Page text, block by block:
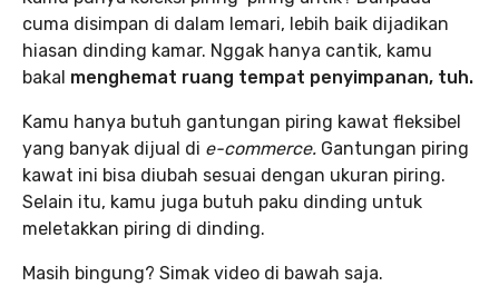
cuma disimpan di dalam lemari, lebih baik dijadikan
hiasan dinding kamar. Nggak hanya cantik, kamu
bakal menghemat ruang tempat penyimpanan, tuh.
Kamu hanya butuh gantungan piring kawat fleksibel
yang banyak dijual di e-commerce. Gantungan piring
kawat ini bisa diubah sesuai dengan ukuran piring.
Selain itu, kamu juga butuh paku dinding untuk
meletakkan piring di dinding.
Masih bingung? Simak video di bawah saja.